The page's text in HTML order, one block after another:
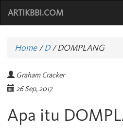
ARTIKBBI.COM
Home/D /DOMPLANG
Graham Cracker
26 Sep, 2017
Apa itu